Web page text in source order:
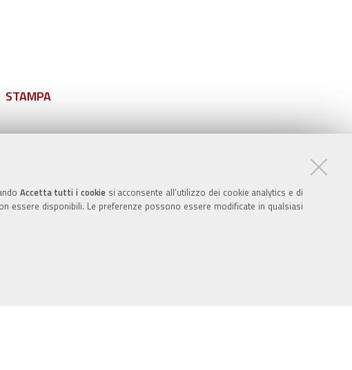
Accetta tutti i cookiesi acconsente all’utilizzo dei cookie analytics e di
essere disponibili. Le preferenze possono essere modificate in qualsiasi
STAMPA